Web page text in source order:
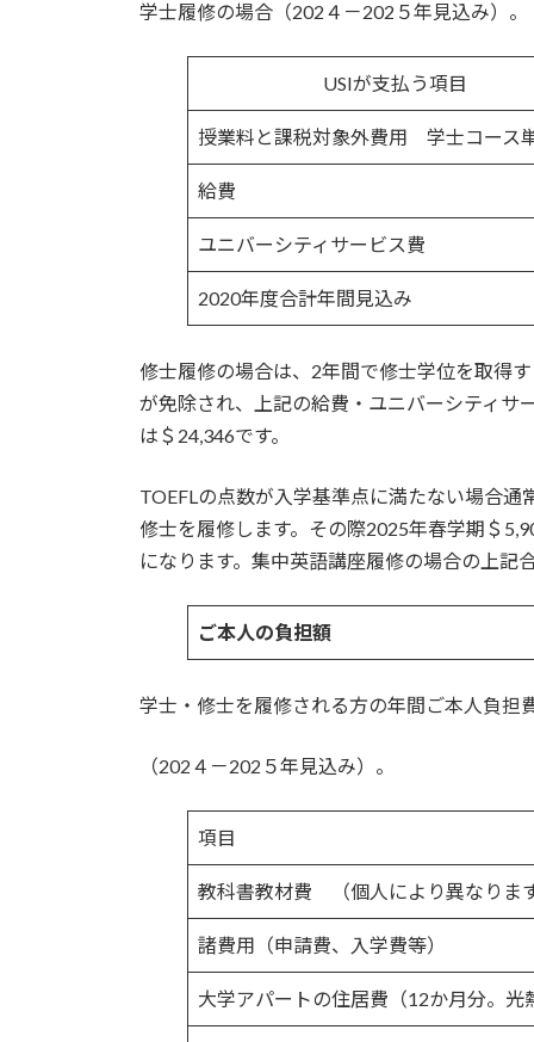
学士履修の場合（202４－202５年見込み）。
USIが支払う項目
授業料と課税対象外費用 学士コース
給費
ユニバーシティサービス費
2020年度合計年間見込み
修士履修の場合は、2年間で修士学位を取得
が免除され、上記の給費・ユニバーシティサ
は＄24,346です。
TOEFLの点数が入学基準点に満たない場合
修士を履修します。その際2025年春学期＄
になります。集中英語講座履修の場合の上記
ご本人の負担額
学士・修士を履修される方の年間ご本人負担
（202４－202５年見込み）。
項目
教科書教材費 （個人により異なりま
諸費用（申請費、入学費等）
大学アパートの住居費（12か月分。光